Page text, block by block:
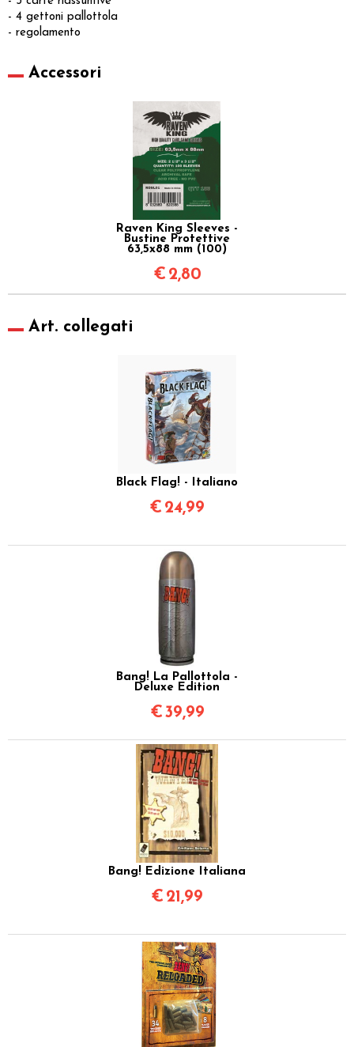
- 4 gettoni pallottola
- regolamento
Accessori
Raven King Sleeves -
Bustine Protettive
63,5x88 mm (100)
€ 2,80
Art. collegati
Black Flag! - Italiano
€ 24,99
Bang! La Pallottola -
Deluxe Edition
€39,99
Bang! Edizione Italiana
€ 21,99